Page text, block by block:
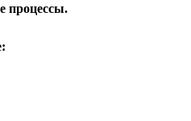
процессы.